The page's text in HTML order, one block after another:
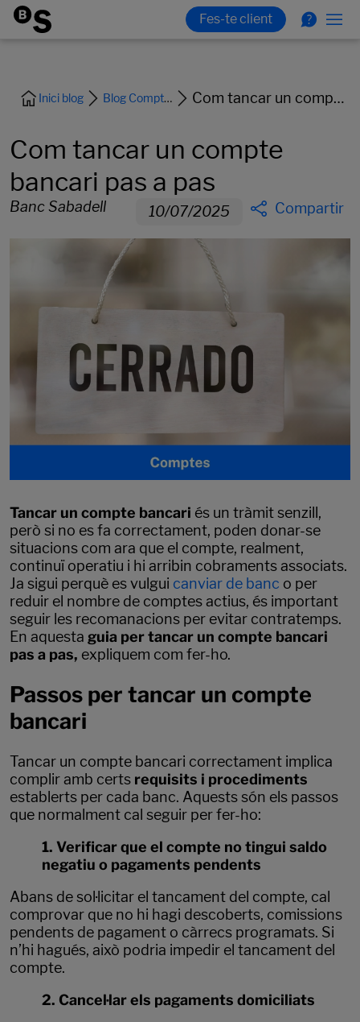
Inici blog Blog Comptes i Targetes Com tancar un compte bancari pas a pas
Com tancar un compte
bancari pas a pas
Banc Sabadell 10/07/2025 Compartir
Tancar un compte bancari és un tràmit senzill,
però si no es fa correctament, poden donar-se
situacions com ara que el compte, realment,
continuï operatiu i hi arribin cobraments associats.
Ja sigui perquè es vulgui canviar de banc o per
reduir el nombre de comptes actius, és important
seguir les recomanacions per evitar contratemps.
En aquesta guia per tancar un compte bancari
pas a pas, expliquem com fer-ho.
Passos per tancar un compte
bancari
Tancar un compte bancari correctament implica
complir amb certs requisits i procediments
establerts per cada banc. Aquests són els passos
que normalment cal seguir per fer-ho:
1. Verificar que el compte no tingui saldo
negatiu o pagaments pendents
Abans de sol·licitar el tancament del compte, cal
comprovar que no hi hagi descoberts, comissions
pendents de pagament o càrrecs programats. Si
n’hi hagués, això podria impedir el tancament del
compte.
2. Cancel·lar els pagaments domiciliats